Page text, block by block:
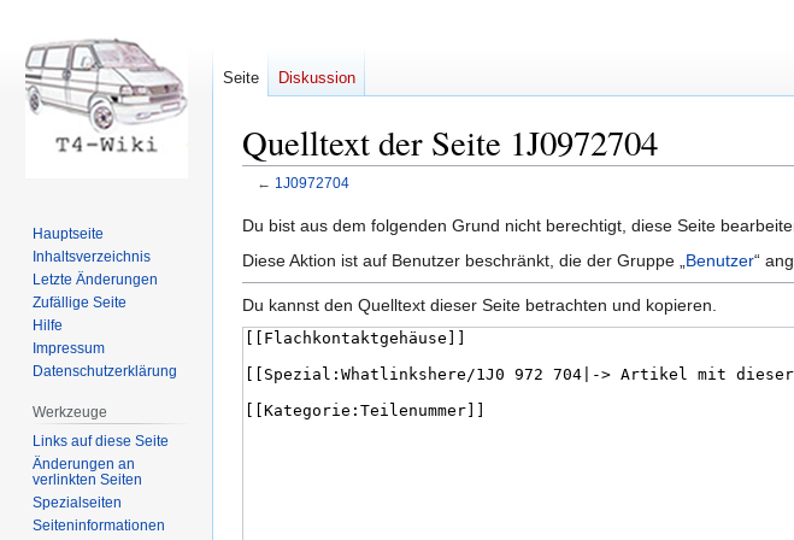
Quelltext der Seite 1J0972704
← 1J0972704
Zur
Navigation
Zur
Suche
Du bist aus dem folgenden Grund nicht berechtigt, diese Seite
Diese Aktion ist auf Benutzer beschränkt, die der Gruppe „ Benutzer“
Du kannst den Quelltext dieser Seite betrachten und kopieren.
Seite Diskussion
Hauptseite
Inhaltsverzeichnis
Letzte Änderungen
Zufällige Seite
Hilfe
Impressum
Datenschutzerklärung
Werkzeuge
Links auf diese Seite
Änderungen an
verlinkten Seiten
Spezialseiten
Seiten­informationen